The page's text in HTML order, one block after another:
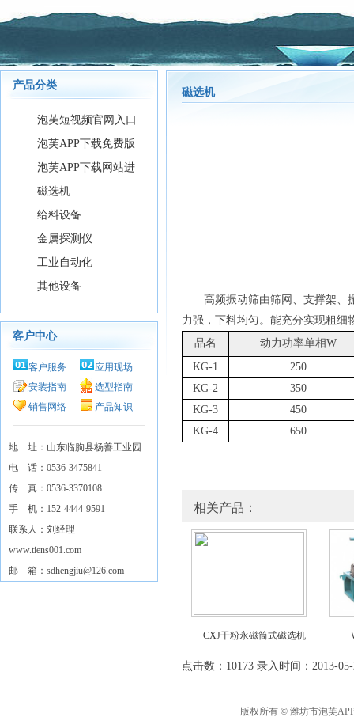
产品分类
泡芙短视频官网入口
泡芙APP下载免费版
下载新版
泡芙APP下载网站进
入色板破解版
磁选机
给料设备
金属探测仪
工业自动化
其他设备
客户中心
客户服务
应用现场
安装指南
选型指南
销售网络
产品知识
地 址：山东临朐县杨善工业园
电 话：0536-3475841
传 真：0536-3370108
手 机：152-4444-9591
联系人：刘经理
www.tiens001.com
邮 箱：sdhengjiu@126.com
磁选机
高频振动筛由筛网、支撑架、
力强，下料均匀。能充分实现粗
品名
动力功率单相W
KG-1
250
KG-2
350
KG-3
450
KG-4
650
相关产品：
CXJ干粉永磁筒式磁选机
点击数：10173 录入时间：2013-
版权所有 © 潍坊市泡芙